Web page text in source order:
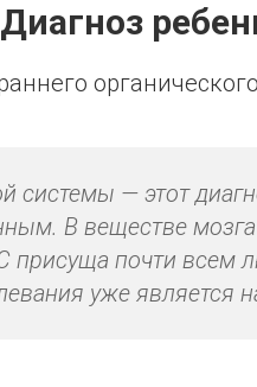
Диагноз
— этот
В веществе
присуща почти всем
уже является